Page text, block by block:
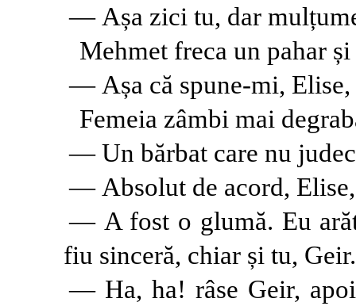
— Așa zici tu, dar
Mehmet freca un pahar
— Așa că spune-mi,
Femeia zâmbi mai
— Un bărbat care nu
— Absolut de acord,
— A fost o glumă. Eu
fiu sinceră, chiar și tu, Geir.
— Ha, ha! râse Geir,